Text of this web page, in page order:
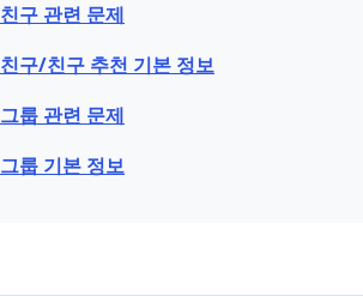
친구 관련 문제
친구/친구 추천 기본 정보
그룹 관련 문제
그룹 기본 정보